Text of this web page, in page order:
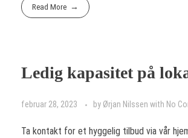
Read More
Ledig kapasitet på
februar 28, 2023 by Ørjan Nilssen with No
Ta kontakt for et hyggelig tilbud via vår